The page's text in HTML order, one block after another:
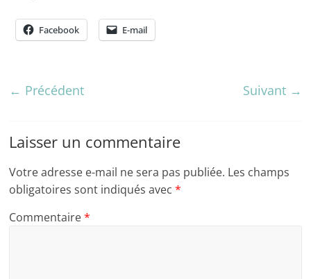
Facebook E-mail
← Précédent Suivant →
Laisser un commentaire
Votre adresse e-mail ne sera pas publiée. Les champs
obligatoires sont indiqués avec*
Commentaire*